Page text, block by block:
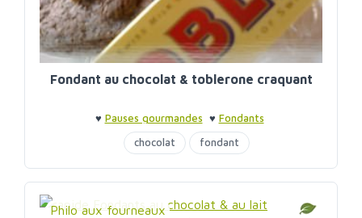
Fondant au chocolat & toblerone craquant
♥ Pauses gourmandes ♥ Fondants
chocolat
fondant
Philo aux fourneaux